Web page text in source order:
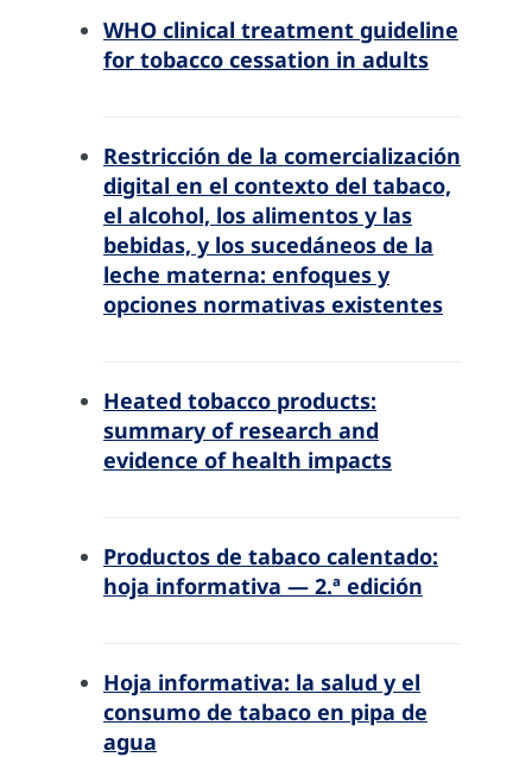
WHO clinical treatment guideline
for tobacco cessation in adults
Restricción de la comercialización
digital en el contexto del tabaco,
el alcohol, los alimentos y las
bebidas, y los sucedáneos de la
leche materna: enfoques y
opciones normativas existentes
Heated tobacco products:
summary of research and
evidence of health impacts
Productos de tabaco calentado:
hoja informativa — 2.ª edición
Hoja informativa: la salud y el
consumo de tabaco en pipa de
agua